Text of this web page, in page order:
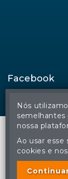
Facebook
© Regina
A cópia ou
poderá
Nós
semelhantes
nossa
Ao usar
cookies e